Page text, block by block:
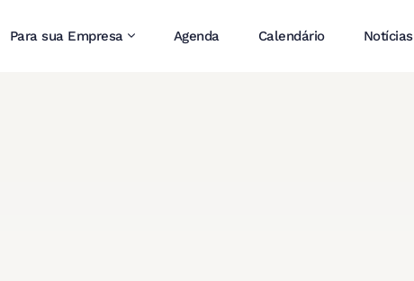
Para sua Empresa Agenda Calendário Notícias